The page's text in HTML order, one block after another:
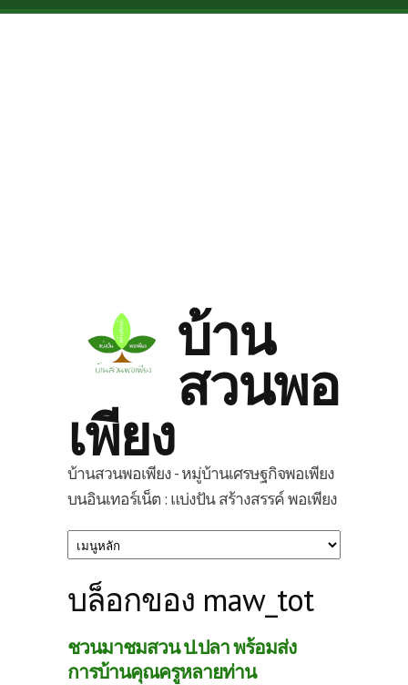
Skip to main content
บ้าน
สวนพอ
เพียง
บ้านสวนพอเพียง - หมู่บ้านเศรษฐกิจพอเพียง
บนอินเทอร์เน็ต : แบ่งปัน สร้างสรรค์ พอเพียง
บล็อกของ maw_tot
ชวนมาชมสวน ป.ปลา พร้อมส่ง
การบ้านคุณครูหลายท่าน